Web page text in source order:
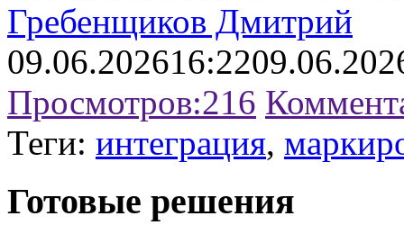
Гребенщиков Дмитрий
09.06.202616:22
Просмотров:216
Теги: интеграция,
Готовые решения